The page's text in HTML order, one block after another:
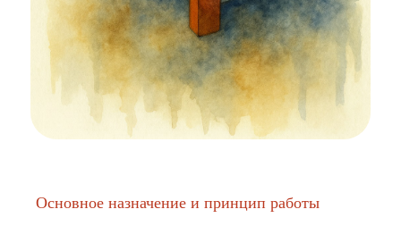
Основное назначение и принцип работы